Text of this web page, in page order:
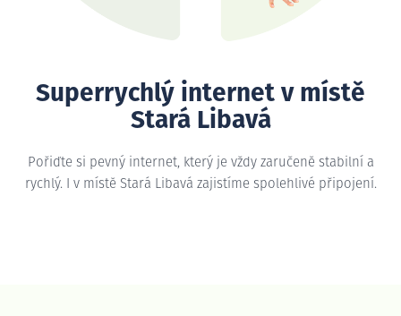
Superrychlý internet v místě
Stará Libavá
Pořiďte si pevný internet, který je vždy zaručeně stabilní a
rychlý. I v místě Stará Libavá zajistíme spolehlivé připojení.